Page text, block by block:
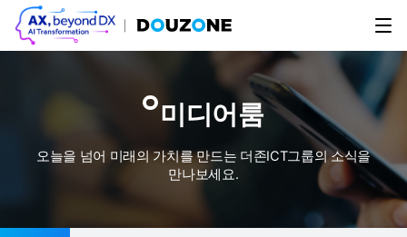
미디어룸
오늘을 넘어 미래의 가치를 만드는 더존ICT그룹의 소식을
만나보세요.